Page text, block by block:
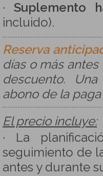
·Suplemento
incluido).
Reserva
días o más
descuento.
abono de la
El precio incluye:
· La
seguimiento de
antes y durante